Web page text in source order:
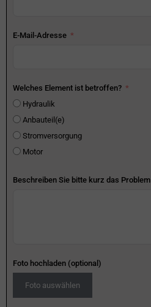
E-Mail-Adresse
Welches Element ist betroffen?
Hydraulik
Anbauteil(e)
Stromversorgung
Motor
Beschreiben Sie bitte kurz das Problem
Foto hochladen (optional)
Foto auswählen